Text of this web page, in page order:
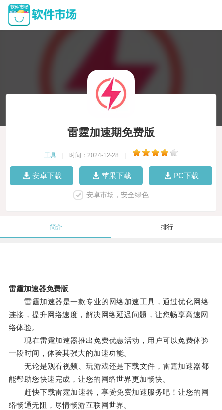
雷霆加速期免费版
工具 时间：2024-12-28
安卓下载 苹果下载 PC下载
安卓市场，安全绿色
简介 排行
雷霆加速器免费版
雷霆加速器是一款专业的网络加速工具，通过优化网络
连接，提升网络速度，解决网络延迟问题，让您畅享高速网
络体验。
现在雷霆加速器推出免费优惠活动，用户可以免费体验
一段时间，体验其强大的加速功能。
无论是观看视频、玩游戏还是下载文件，雷霆加速器都
能帮助您快速完成，让您的网络世界更加畅快。
赶快下载雷霆加速器，享受免费加速服务吧！让您的网
络畅通无阻，尽情畅游互联网世界。